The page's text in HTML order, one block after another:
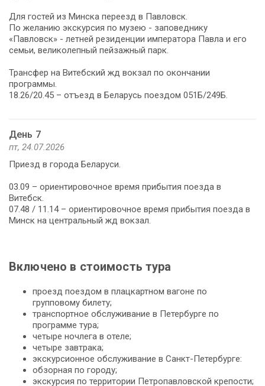
Для гостей из Минска переезд в Павловск.
По желанию экскурсия по музею - заповеднику
«Павловск» - летней резиденции императора Павла и его
семьи, великолепный пейзажный парк.
Трансфер на Витебский жд вокзал по окончании
программы.
День 7
пт, 24.07.2026
Приезд в города Беларуси.
03.09 – ориентировочное время прибытия поезда в
Витебск.
07.48 / 11.14 – ориентировочное время прибытия поезда в
Минск на центральный жд вокзал.
Включено в стоимость тура
проезд поездом в плацкартном вагоне по
групповому билету;
транспортное обслуживание в Петербурге по
программе тура;
четыре ночлега в отеле;
четыре завтрака;
экскурсионное обслуживание в Санкт-Петербурге:
обзорная по городу;
экскурсия по территории Петропавловской крепости;